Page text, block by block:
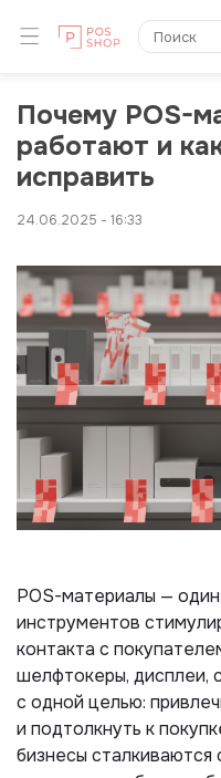
Почему POS-
работают и
исправить
24.06.2025 - 16:33
POS-материалы —
инструментов
контакта с
шелфтокеры, дисплеи,
с одной целью:
и подтолкнуть к
бизнесы сталкиваются